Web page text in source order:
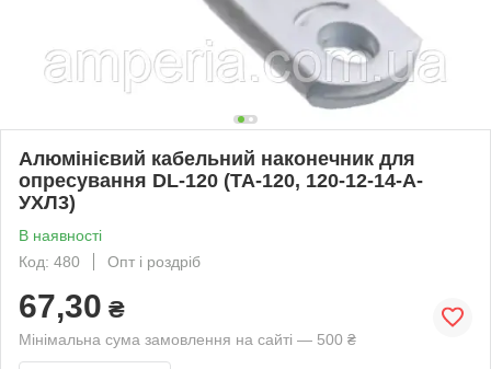
Алюмінієвий кабельний наконечник для
опресування DL-120 (ТА-120, 120-12-14-А-
УХЛ3)
В наявності
Код: 480
Опт і роздріб
67,30 ₴
Мінімальна сума замовлення на сайті — 500 ₴